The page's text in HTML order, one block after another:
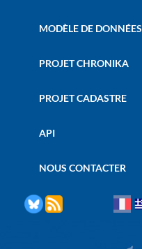
MODÈLE DE DONNÉES
PROJET CHRONIKA
PROJET CADASTRE
API
NOUS CONTACTER